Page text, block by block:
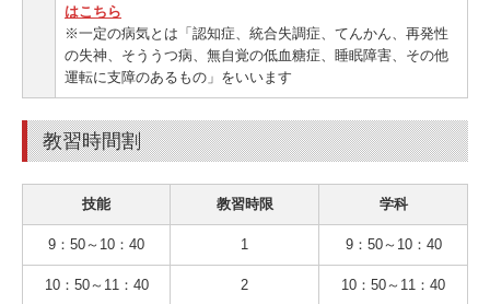
はこちら
※一定の病気とは「認知症、統合失調症、てんかん、再発性
の失神、そううつ病、無自覚の低血糖症、睡眠障害、その他
運転に支障のあるもの」をいいます
教習時間割
技能 教習時限 学科
9：50～10：40 1 9：50～10：40
10：50～11：40 2 10：50～11：40